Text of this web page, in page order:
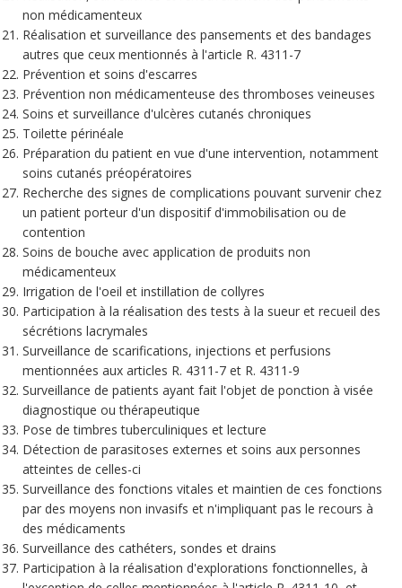
non médicamenteux
Réalisation et surveillance des pansements et des bandages
autres que ceux mentionnés à l'article R. 4311-7
Prévention et soins d'escarres
Prévention non médicamenteuse des thromboses veineuses
Soins et surveillance d'ulcères cutanés chroniques
Toilette périnéale
Préparation du patient en vue d'une intervention, notamment
soins cutanés préopératoires
Recherche des signes de complications pouvant survenir chez
un patient porteur d'un dispositif d'immobilisation ou de
contention
Soins de bouche avec application de produits non
médicamenteux
Irrigation de l'oeil et instillation de collyres
Participation à la réalisation des tests à la sueur et recueil des
sécrétions lacrymales
Surveillance de scarifications, injections et perfusions
mentionnées aux articles R. 4311-7 et R. 4311-9
Surveillance de patients ayant fait l'objet de ponction à visée
diagnostique ou thérapeutique
Pose de timbres tuberculiniques et lecture
Détection de parasitoses externes et soins aux personnes
atteintes de celles-ci
Surveillance des fonctions vitales et maintien de ces fonctions
par des moyens non invasifs et n'impliquant pas le recours à
des médicaments
Surveillance des cathéters, sondes et drains
Participation à la réalisation d'explorations fonctionnelles, à